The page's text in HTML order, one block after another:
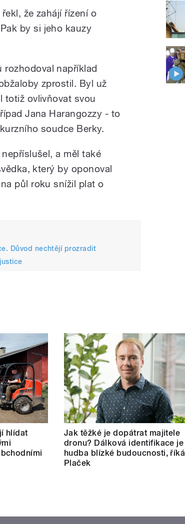
že zahájí řízení o
by si jeho kauzy
rozhodoval například
zprostil. Byl už
totiž ovlivňovat svou
Jana Harangozzy - to
soudce Berky.
a měl také
který by oponoval
půl roku snížil plat o
Důvod nechtějí prozradit
hlídat
Jak těžké je dopátrat majitele
dronu? Dálková identifikace je
hudba blízké budoucnosti, říká
Plaček